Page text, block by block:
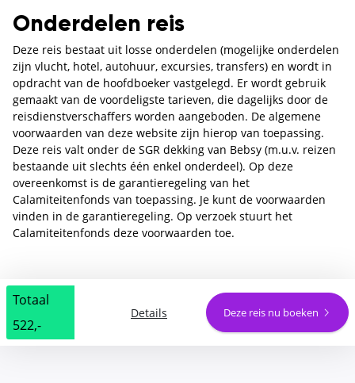
Onderdelen reis
Deze reis bestaat uit losse onderdelen (mogelijke onderdelen
zijn vlucht, hotel, autohuur, excursies, transfers) en wordt in
opdracht van de hoofdboeker vastgelegd. Er wordt gebruik
gemaakt van de voordeligste tarieven, die dagelijks door de
reisdienstverschaffers worden aangeboden. De algemene
voorwaarden van deze website zijn hierop van toepassing.
Deze reis valt onder de SGR dekking van Bebsy (m.u.v. reizen
bestaande uit slechts één enkel onderdeel). Op deze
overeenkomst is de garantieregeling van het
Calamiteitenfonds van toepassing. Je kunt de voorwaarden
vinden in de garantieregeling. Op verzoek stuurt het
Calamiteitenfonds deze voorwaarden toe.
Totaal
522,-
Details Deze reis nu boeken